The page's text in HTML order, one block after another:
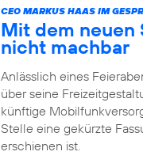
CEO MARKUS HAAS IM
Mit dem neuen
nicht machbar
Anlässlich eines
über seine
künftige
Stelle eine gekürzte
erschienen ist.